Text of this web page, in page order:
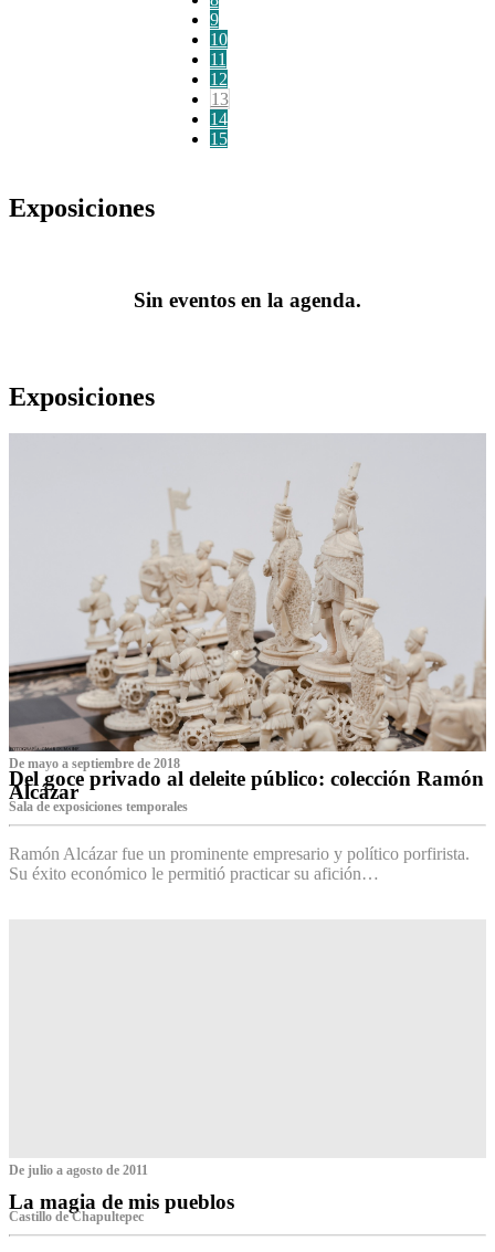
9
10
11
12
13
14
15
Exposiciones
Sin eventos en la agenda.
Exposiciones
De mayo a septiembre de 2018
Del goce privado al deleite público: colección Ramón
Alcázar
Sala de exposiciones temporales
Ramón Alcázar fue un prominente empresario y político porfirista.
Su éxito económico le permitió practicar su afición…
De julio a agosto de 2011
La magia de mis pueblos
Castillo de Chapultepec